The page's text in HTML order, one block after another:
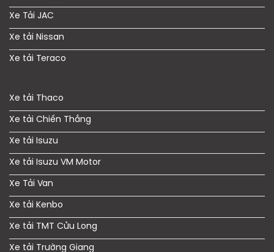
Xe Tải JAC
Xe tải Nissan
Xe tải Teraco
Xe tải Thaco
Xe tải Chiến Thắng
Xe tải Isuzu
Xe tải Isuzu VM Motor
Xe Tải Van
Xe tải Kenbo
Xe tải TMT Cửu Long
Xe tải Trường Giang